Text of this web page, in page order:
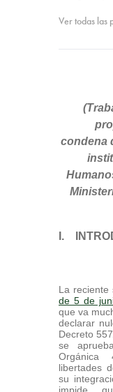
Ver todas las
condena
I.
La
de 5 de
que va
declarar
Decreto
se
Orgánica
libertades
su
impide